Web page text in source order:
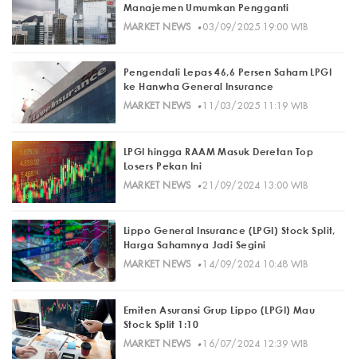
Manajemen Umumkan Pengganti
MARKET NEWS· 03/09/2025 19:00 WIB
Pengendali Lepas 46,6 Persen Saham LPGI
ke Hanwha General Insurance
MARKET NEWS· 11/03/2025 11:19 WIB
LPGI hingga RAAM Masuk Deretan Top
Losers Pekan Ini
MARKET NEWS· 21/09/2024 13:00 WIB
Lippo General Insurance (LPGI) Stock Split,
Harga Sahamnya Jadi Segini
MARKET NEWS· 14/09/2024 10:48 WIB
Emiten Asuransi Grup Lippo (LPGI) Mau
Stock Split 1:10
MARKET NEWS· 16/07/2024 12:39 WIB